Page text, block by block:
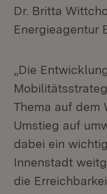
Dr. Britta
Energieagentur
„Die
Thema auf dem
Umstieg auf
dabei ein
Innenstadt
die